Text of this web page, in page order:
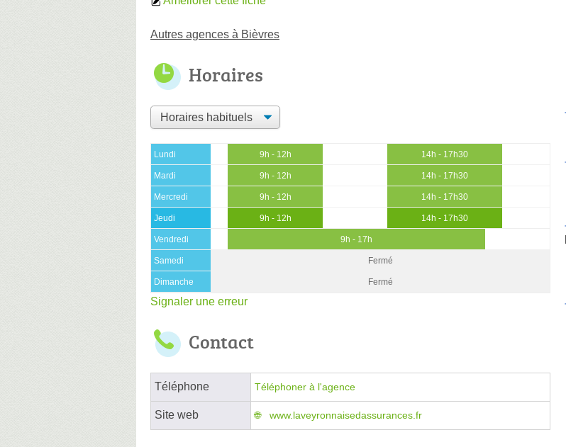
Autres agences à Bièvres
Horaires
Lundi 9h - 12h 14h - 17h30
Mardi 9h - 12h 14h - 17h30
Mercredi 9h - 12h 14h - 17h30
Jeudi 9h - 12h 14h - 17h30
Vendredi 9h - 17h
Samedi Fermé
Dimanche Fermé
Signaler une erreur
Contact
Téléphone Téléphoner à l'agence
Site web www.laveyronnaisedassurances.fr